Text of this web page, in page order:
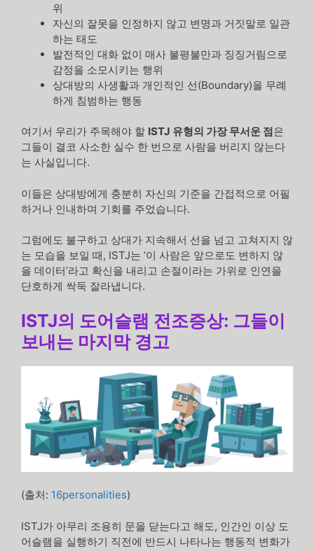
위
자신의 잘못을 인정하지 않고 변명과 거짓말로 일관
하는 태도
발전적인 대화 없이 매사 불평불만과 징징거림으로
감정을 소모시키는 행위
상대방의 사생활과 개인적인 선(Boundary)을 무례
하게 침범하는 행동
여기서 우리가 주목해야 할 ISTJ 유형의 가장 무서운 점 은
그들이 결코 사소한 실수 한 번으로 사람을 버리지 않는다
는 사실입니다.
이들은 상대방에게 충분히 자신의 기준을 간접적으로 어필
하거나 인내하며 기회를 주었습니다.
그럼에도 불구하고 상대가 지속해서 선을 넘고 고쳐지지 않
는 모습을 보일 때, ISTJ는 ‘이 사람은 앞으로도 변하지 않
을 데이터’라고 확신을 내리고 손절이라는 가위로 인연을
단호하게 싹둑 잘라냅니다.
ISTJ의 도어슬램 전조증상: 그들이
보내는 마지막 경고
(출처: 16personalities)
ISTJ가 아무리 조용히 문을 닫는다고 해도, 인간인 이상 도
어슬램을 실행하기 직전에 반드시 나타나는 행동적 변화가